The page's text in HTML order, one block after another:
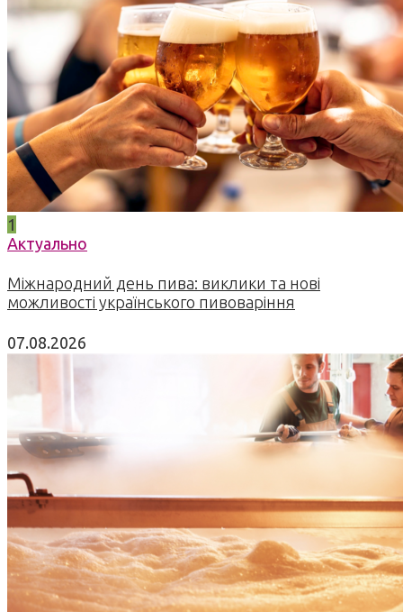
1
Актуально
Міжнародний день пива: виклики та нові
можливості українського пивоваріння
07.08.2026